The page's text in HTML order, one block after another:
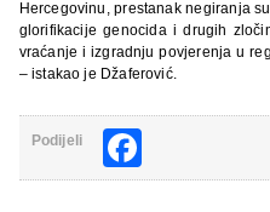
Hercegovinu, prestanak negiranja
glorifikacije genocida i drugih
vraćanje i izgradnju povjerenja u
– istakao je Džaferović.
Podijeli